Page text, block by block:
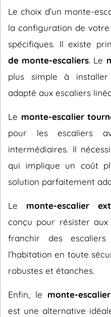
Le choix d’un monte-
la configuration de
spécifiques. Il existe
de monte-escaliers. Le
plus simple à
adapté aux escaliers
Le monte-escalier
pour les escaliers
intermédiaires. Il
qui implique un coût
solution parfaitement
Le monte-escalier
conçu pour résister
franchir des
l’habitation en toute
robustes et étanches.
Enfin, le monte-
est une alternative